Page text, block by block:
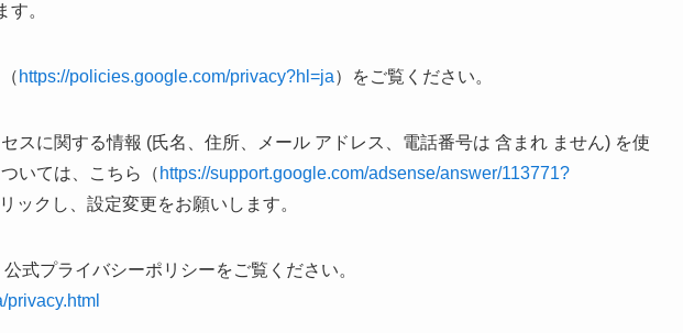
。
https://policies.google.com/privacy?hl=ja）をご覧ください。
スに関する情報 (氏名、住所、メール アドレス、電話番号は 含まれ ません) を使
いては、こちら（ https://support.google.com/adsense/answer/113771?
ックし、設定変更をお願いします。
式プライバシーポリシーをご覧ください。